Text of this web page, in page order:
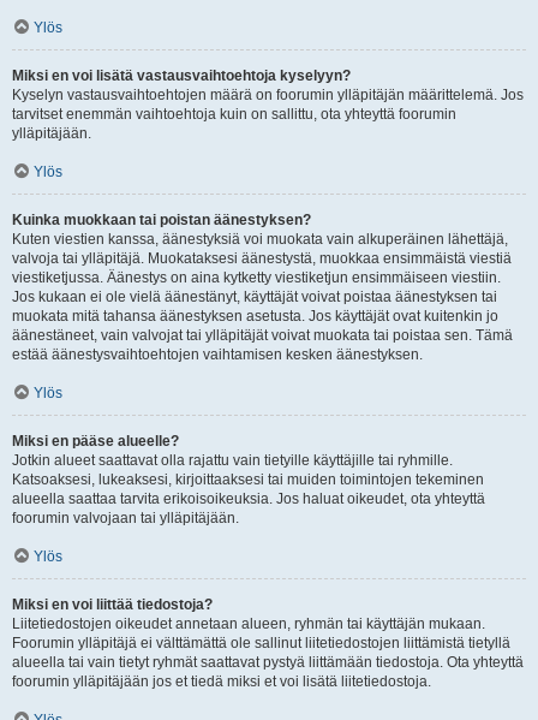
Ylös
Miksi en voi lisätä vastausvaihtoehtoja kyselyyn?
Kyselyn vastausvaihtoehtojen määrä on foorumin ylläpitäjän määrittelemä. Jos
tarvitset enemmän vaihtoehtoja kuin on sallittu, ota yhteyttä foorumin
ylläpitäjään.
Ylös
Kuinka muokkaan tai poistan äänestyksen?
Kuten viestien kanssa, äänestyksiä voi muokata vain alkuperäinen lähettäjä,
valvoja tai ylläpitäjä. Muokataksesi äänestystä, muokkaa ensimmäistä viestiä
viestiketjussa. Äänestys on aina kytketty viestiketjun ensimmäiseen viestiin.
Jos kukaan ei ole vielä äänestänyt, käyttäjät voivat poistaa äänestyksen tai
muokata mitä tahansa äänestyksen asetusta. Jos käyttäjät ovat kuitenkin jo
äänestäneet, vain valvojat tai ylläpitäjät voivat muokata tai poistaa sen. Tämä
estää äänestysvaihtoehtojen vaihtamisen kesken äänestyksen.
Ylös
Miksi en pääse alueelle?
Jotkin alueet saattavat olla rajattu vain tietyille käyttäjille tai ryhmille.
Katsoaksesi, lukeaksesi, kirjoittaaksesi tai muiden toimintojen tekeminen
alueella saattaa tarvita erikoisoikeuksia. Jos haluat oikeudet, ota yhteyttä
foorumin valvojaan tai ylläpitäjään.
Ylös
Miksi en voi liittää tiedostoja?
Liitetiedostojen oikeudet annetaan alueen, ryhmän tai käyttäjän mukaan.
Foorumin ylläpitäjä ei välttämättä ole sallinut liitetiedostojen liittämistä tietyllä
alueella tai vain tietyt ryhmät saattavat pystyä liittämään tiedostoja. Ota yhteyttä
foorumin ylläpitäjään jos et tiedä miksi et voi lisätä liitetiedostoja.